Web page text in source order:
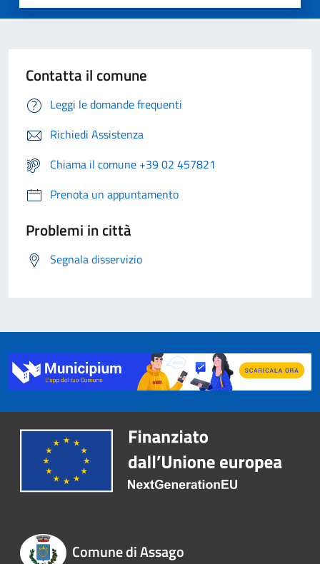
Contatta il comune
Leggi le domande frequenti
Richiedi Assistenza
Chiama il comune +39 02 457821
Prenota un appuntamento
Problemi in città
Segnala disservizio
Comune di Assago